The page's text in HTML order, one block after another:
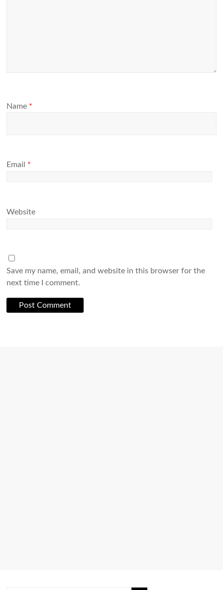
Name *
Email *
Website
Save my name, email, and website in this browser for the
next time I comment.